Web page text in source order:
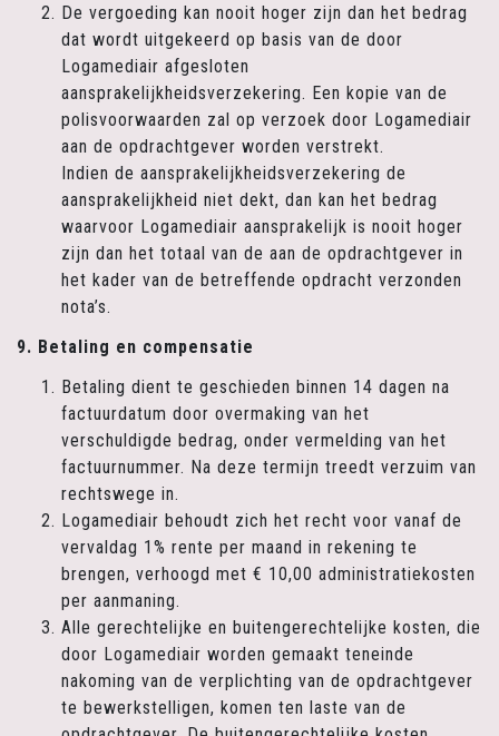
De vergoeding kan nooit hoger zijn dan het bedrag
dat wordt uitgekeerd op basis van de door
Logamediair afgesloten
aansprakelijkheidsverzekering. Een kopie van de
polisvoorwaarden zal op verzoek door Logamediair
aan de opdrachtgever worden verstrekt.
Indien de aansprakelijkheidsverzekering de
aansprakelijkheid niet dekt, dan kan het bedrag
waarvoor Logamediair aansprakelijk is nooit hoger
zijn dan het totaal van de aan de opdrachtgever in
het kader van de betreffende opdracht verzonden
nota’s.
9. Betaling en compensatie
Betaling dient te geschieden binnen 14 dagen na
factuurdatum door overmaking van het
verschuldigde bedrag, onder vermelding van het
factuurnummer. Na deze termijn treedt verzuim van
rechtswege in.
Logamediair behoudt zich het recht voor vanaf de
vervaldag 1% rente per maand in rekening te
brengen, verhoogd met € 10,00 administratiekosten
per aanmaning.
Alle gerechtelijke en buitengerechtelijke kosten, die
door Logamediair worden gemaakt teneinde
nakoming van de verplichting van de opdrachtgever
te bewerkstelligen, komen ten laste van de